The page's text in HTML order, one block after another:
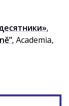
,
, Academia,